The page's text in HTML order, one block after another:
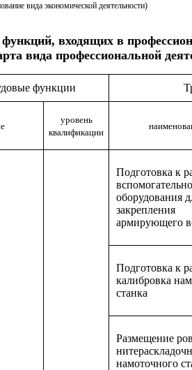
вида экономической деятельности)
входящих в
вида профессиональной
функции
уровень
квалификации
Подготовка к
оборудования
закрепления
армирующего
Подготовка к
калибровка
станка
Размещение
намоточного